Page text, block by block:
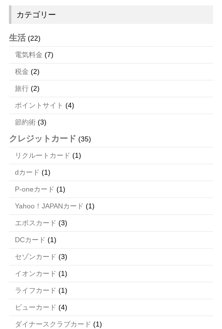
カテゴリー
生活(22)
電気料金 (7)
税金 (2)
旅行(2)
ポイントサイト (4)
節約術(3)
クレジットカード (35)
リクルートカード (1)
dカード (1)
P-oneカード (1)
Yahoo！JAPANカード (1)
エポスカード (3)
DCカード (1)
セゾンカード (3)
イオンカード (1)
ライフカード (1)
ビューカード (4)
ダイナースクラブカード (1)